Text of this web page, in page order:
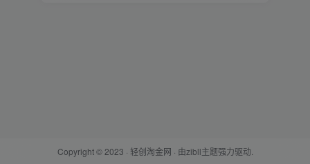
Copyright © 2023 · 轻创淘金网 · 由zibll主题强力驱动.